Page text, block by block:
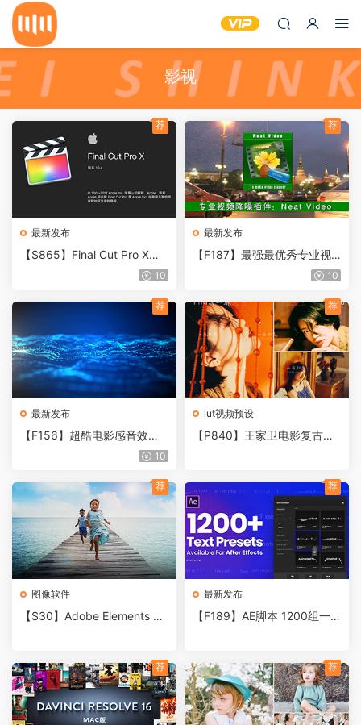
影视
最新发布
【S865】Final Cut Pro X视
频剪辑软件 Final Cut Pro X 1
10
荐
最新发布
【F187】最强最优秀专业视
频降噪插件 Neat Video Pro10
荐
最新发布
【F156】超酷电影感音效
包！包括100多个音效！
10
荐
lut视频预设
【P840】王家卫电影复古调
荐
图像软件
【S30】Adobe Elements 20
临！
荐
最新发布
【F189】AE脚本 1200组一
荐
荐 荐